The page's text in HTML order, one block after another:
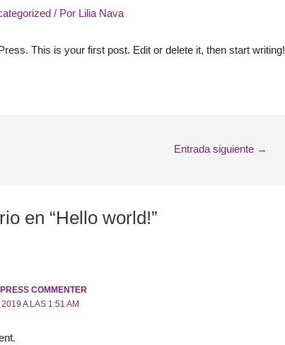
/ Por Lilia Nava
This is your first post. Edit or delete it, then start writing!
Entrada siguiente →
en “Hello world!”
COMMENTER
A LAS 1:51 AM